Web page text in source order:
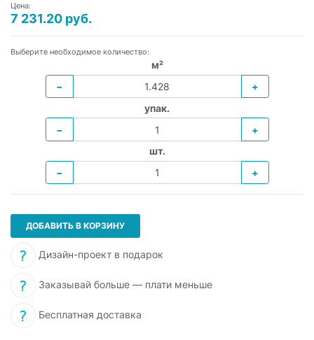
Цена:
7 231.20 руб.
Выберите необходимое количество:
м²
−
+
упак.
−
+
шт.
−
+
ДОБАВИТЬ В КОРЗИНУ
Дизайн-проект в подарок
Заказывай больше — плати меньше
Бесплатная доставка